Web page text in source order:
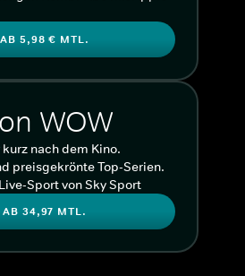
AB 5,98 € MTL.
WOW
nach dem Kino.
preisgekrönte Top-Serien.
Sport von Sky Sport
AB 34,97 MTL.